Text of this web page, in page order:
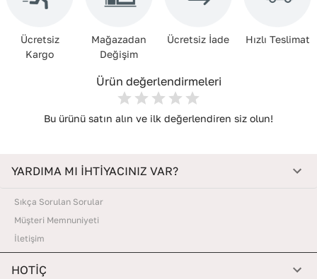
uzak tutun.
Menşei:
Çanta ve Aksesuarları hafif nemli bir bezle silin.
Kimyasal temizleyiciler kullanmayın. Temizlik sonrası doğrudan
güneşe maruz bırakmadan, oda sıcaklığında kurutun. Nemden
uzak, kuru bir yerde, içine dolgu koyarak muhafaza edin.
Ücretsiz
Kargo
Mağazadan
Değişim
Ücretsiz İade Hızlı Teslimat
Ürün değerlendirmeleri
Bu ürünü satın alın ve ilk değerlendiren siz olun!
YARDIMA MI İHTİYACINIZ VAR?
Sıkça Sorulan Sorular
Müşteri Memnuniyeti
İletişim
HOTİÇ